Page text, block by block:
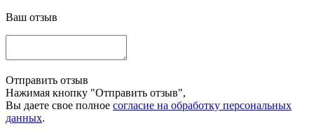
Ваш отзыв
Отправить отзыв
Нажимая кнопку "Отправить отзыв",
Вы даете свое полное согласие на обработку персональных
данных.